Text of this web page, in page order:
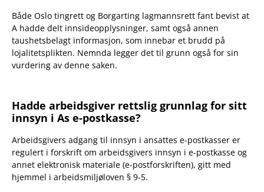
Både Oslo tingrett og Borgarting lagmannsrett fant bevist at
A hadde delt innsideopplysninger, samt også annen
taushetsbelagt informasjon, som innebar et brudd på
lojalitetsplikten. Nemnda legger det til grunn også for sin
vurdering av denne saken.
Hadde arbeidsgiver rettslig grunnlag for sitt
innsyn i As e-postkasse?
Arbeidsgivers adgang til innsyn i ansattes e-postkasser er
regulert i forskrift om arbeidsgivers innsyn i e-postkasse og
annet elektronisk materiale (e-postforskriften), gitt med
hjemmel i arbeidsmiljøloven § 9-5.